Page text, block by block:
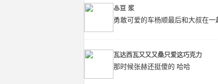
♨豆 浆
勇敢可爱的车杨顺最后和大叔在一
瓦达西瓦又又又桑只爱这巧克力
那时候张赫还挺傻的 哈哈